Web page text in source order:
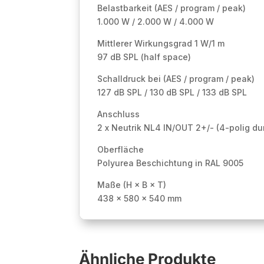
Belastbarkeit (AES / program / peak)
1.000 W / 2.000 W / 4.000 W
Mittlerer Wirkungsgrad 1 W/1 m
97 dB SPL (half space)
Schalldruck bei (AES / program / peak)
127 dB SPL / 130 dB SPL / 133 dB SPL
Anschluss
2 x Neutrik NL4 IN/OUT 2+/- (4-polig
Oberfläche
Polyurea Beschichtung in RAL 9005
Maße (H × B × T)
438 × 580 × 540 mm
Ähnliche Produkte